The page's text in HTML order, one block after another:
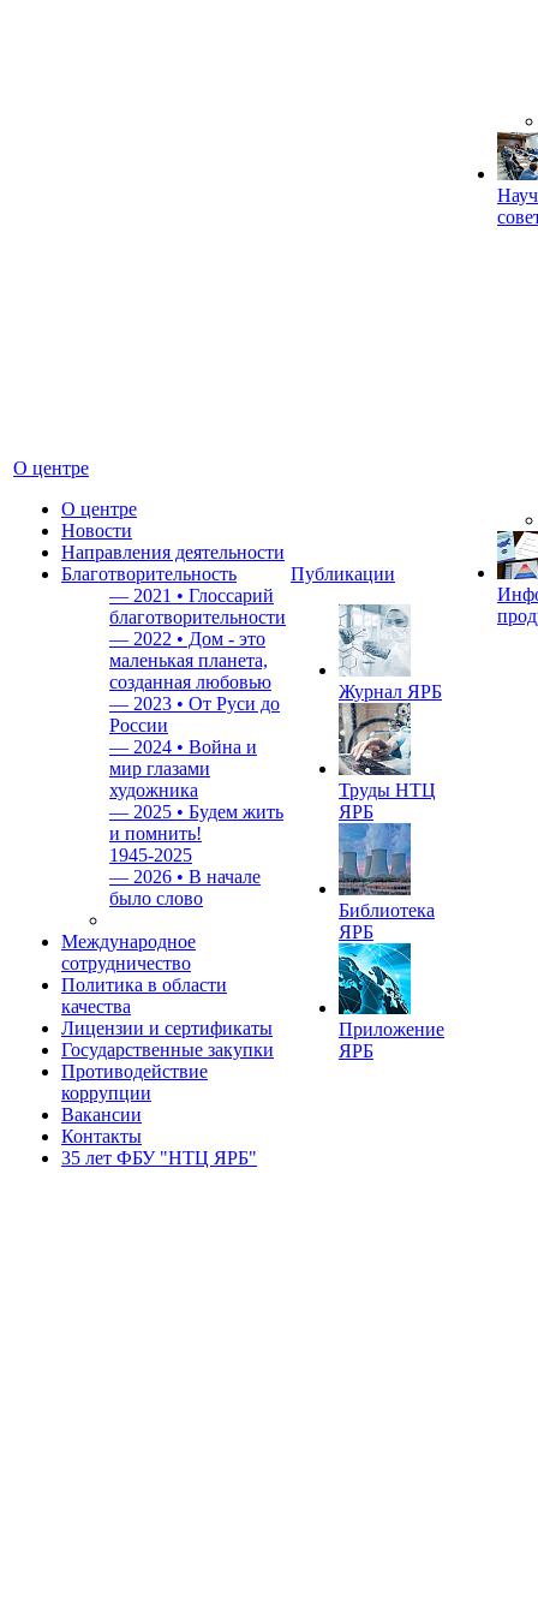
О центре
О центре
Новости
Направления деятельности
Благотворительность
— 2021 • Глоссарий
благотворительности
— 2022 • Дом - это
маленькая планета,
созданная любовью
— 2023 • От Руси до
России
— 2024 • Война и
мир глазами
художника
— 2025 • Будем жить
и помнить!
1945-2025
— 2026 • В начале
было слово
Международное
сотрудничество
Политика в области
качества
Лицензии и сертификаты
Государственные закупки
Противодействие
коррупции
Вакансии
Контакты
35 лет ФБУ "НТЦ ЯРБ"
Публикации
Журнал ЯРБ
Труды НТЦ
ЯРБ
Библиотека
ЯРБ
Приложение
ЯРБ